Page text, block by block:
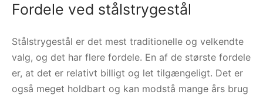
Fordele ved stålstrygestål
Stålstrygestål er det mest traditionelle og velkendte
valg, og det har flere fordele. En af de største fordele
er, at det er relativt billigt og let tilgængeligt. Det er
også meget holdbart og kan modstå mange års brug